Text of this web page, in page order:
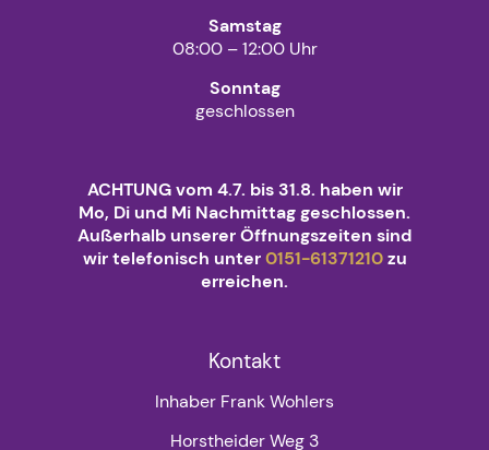
Samstag
08:00 – 12:00 Uhr
Sonntag
geschlossen
ACHTUNG vom 4.7. bis 31.8. haben wir
Mo, Di und Mi Nachmittag geschlossen.
Außerhalb unserer Öffnungszeiten sind
wir telefonisch unter0151-61371210zu
erreichen.
Kontakt
Inhaber Frank Wohlers
Horstheider Weg 3